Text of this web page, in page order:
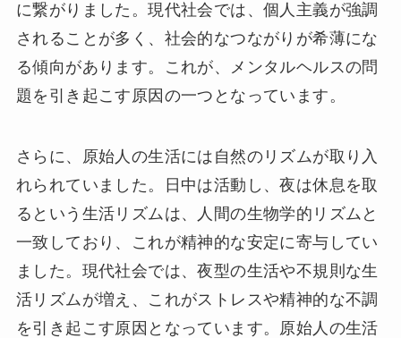
に繋がりました。現代社会では、個人主義が強調
されることが多く、社会的なつながりが希薄にな
る傾向があります。これが、メンタルヘルスの問
題を引き起こす原因の一つとなっています。
さらに、原始人の生活には自然のリズムが取り入
れられていました。日中は活動し、夜は休息を取
るという生活リズムは、人間の生物学的リズムと
一致しており、これが精神的な安定に寄与してい
ました。現代社会では、夜型の生活や不規則な生
活リズムが増え、これがストレスや精神的な不調
を引き起こす原因となっています。原始人の生活